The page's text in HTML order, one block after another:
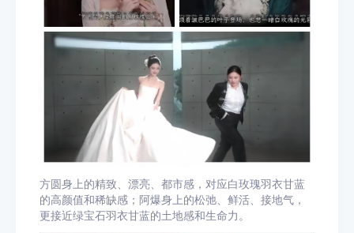
方圆身上的精致、漂亮、都市感，对应白玫瑰羽衣甘蓝
的高颜值和稀缺感；阿爆身上的松弛、鲜活、接地气，
更接近绿宝石羽衣甘蓝的土地感和生命力。